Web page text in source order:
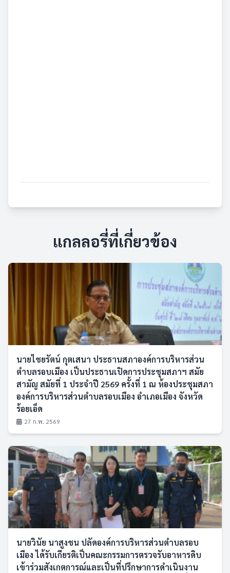
แกลลอรี่ที่เกี่ยวข้อง
นายไชยรัตน์ กุตเสนา ประธานสภาองค์การบริหารส่วน
ตำบลรอบเมือง เป็นประธานเปิดการประชุมสภาฯ สมัย
สามัญ สมัยที่ 1 ประจำปี 2569 ครั้งที่ 1 ณ ห้องประชุมสภา
องค์การบริหารส่วนตำบลรอบเมือง อำเภอเมือง จังหวัด
ร้อยเอ็ด
27 ก.พ. 2569
นายวินัย นาสูงชน ปลัดองค์การบริหารส่วนตำบลรอบ
เมือง ได้รับเกียรติเป็นคณะกรรมการตรวจรับอาหารดิบ
เข้าร่วมสังเกตการณ์และเป็นที่ปรึกษาการดำเนินงาน